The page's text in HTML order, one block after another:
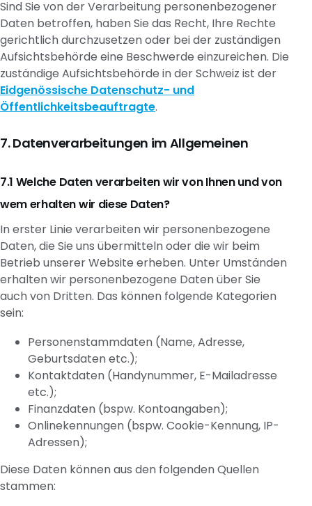
Sind Sie von der Verarbeitung personenbezogener
Daten betroffen, haben Sie das Recht, Ihre Rechte
gerichtlich durchzusetzen oder bei der zuständigen
Aufsichtsbehörde eine Beschwerde einzureichen. Die
zuständige Aufsichtsbehörde in der Schweiz ist der
Eidgenössische Datenschutz- und
Öffentlichkeitsbeauftragte.
Datenverarbeitungen im Allgemeinen
Welche Daten verarbeiten wir von Ihnen und von
wem erhalten wir diese Daten?
In erster Linie verarbeiten wir personenbezogene
Daten, die Sie uns übermitteln oder die wir beim
Betrieb unserer Website erheben. Unter Umständen
erhalten wir personenbezogene Daten über Sie
auch von Dritten. Das können folgende Kategorien
sein:
Personenstammdaten (Name, Adresse,
Geburtsdaten etc.);
Kontaktdaten (Handynummer, E-Mailadresse
etc.);
Finanzdaten (bspw. Kontoangaben);
Onlinekennungen (bspw. Cookie-Kennung, IP-
Adressen);
Diese Daten können aus den folgenden Quellen
stammen: